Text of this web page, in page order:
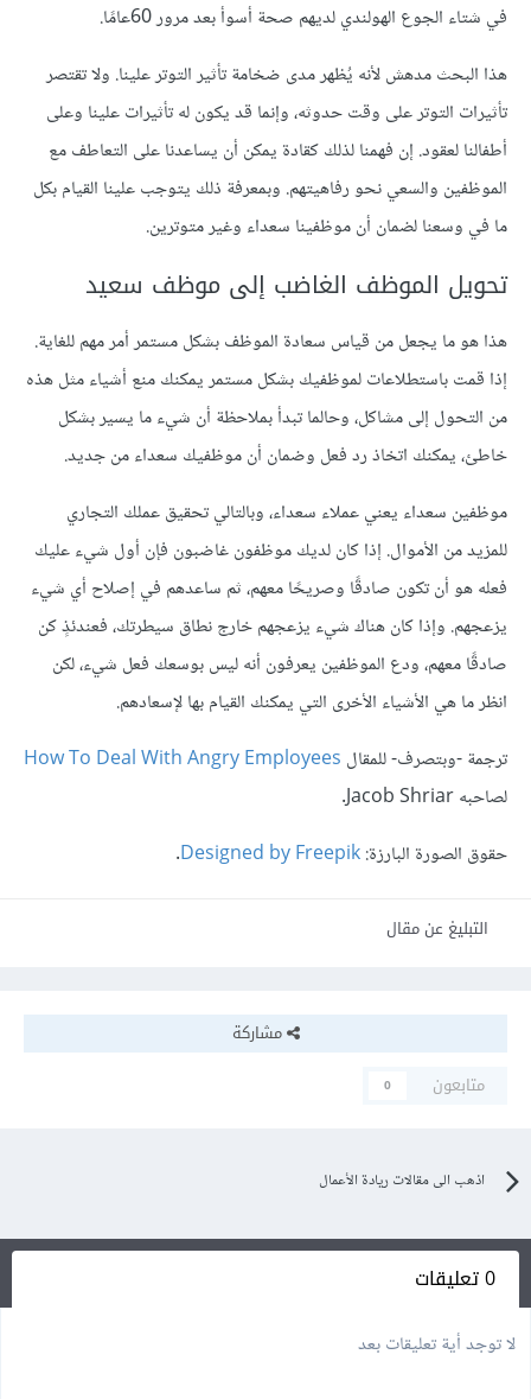
في شتاء الجوع الهولندي لديهم صحة أسوأ بعد مرور 60عامًا.
هذا البحث مدهش لأنه يُظهر مدى ضخامة تأثير التوتر علينا. ولا تقتصر
تأثيرات التوتر على وقت حدوثه، وإنما قد يكون له تأثيرات علينا وعلى
أطفالنا لعقود. إن فهمنا لذلك كقادة يمكن أن يساعدنا على التعاطف مع
الموظفين والسعي نحو رفاهيتهم. وبمعرفة ذلك يتوجب علينا القيام بكل
ما في وسعنا لضمان أن موظفينا سعداء وغير متوترين.
تحويل الموظف الغاضب إلى موظف سعيد
هذا هو ما يجعل من قياس سعادة الموظف بشكل مستمر أمر مهم للغاية.
إذا قمت باستطلاعات لموظفيك بشكل مستمر يمكنك منع أشياء مثل هذه
من التحول إلى مشاكل، وحالما تبدأ بملاحظة أن شيء ما يسير بشكل
خاطئ، يمكنك اتخاذ رد فعل وضمان أن موظفيك سعداء من جديد.
موظفين سعداء يعني عملاء سعداء، وبالتالي تحقيق عملك التجاري
للمزيد من الأموال. إذا كان لديك موظفون غاضبون فإن أول شيء عليك
فعله هو أن تكون صادقًا وصريحًا معهم، ثم ساعدهم في إصلاح أي شيء
يزعجهم. وإذا كان هناك شيء يزعجهم خارج نطاق سيطرتك، فعندئذٍ كن
صادقًا معهم، ودع الموظفين يعرفون أنه ليس بوسعك فعل شيء، لكن
انظر ما هي الأشياء الأخرى التي يمكنك القيام بها لإسعادهم.
ترجمة -وبتصرف- للمقال How To Deal With Angry Employees
لصاحبه Jacob Shriar.
حقوق الصورة البارزة:Designed by Freepik
.
التبليغ عن مقال
مشاركة
متابعون
0
اذهب الى مقالات ريادة الأعمال
0 تعليقات
لا توجد أية تعليقات بعد